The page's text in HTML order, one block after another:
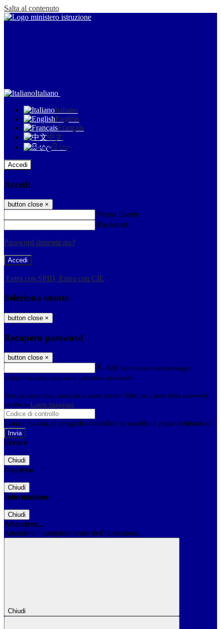
Salta al contenuto
Italiano
Italiano
English
Français
中文
සිංහල
Accedi
Accedi
button close ×
Nome Utente
Password
Password dimenticata?
-
Entra con SPID Entra con CIE
Seleziona utente
button close ×
Recupero password
button close ×
E-mail Verrà inviato un messaggio
all'indirizzo indicato con le istruzioni necessarie.
Non hai una e-mail associata al nome utente? Effettua il reset della password
tramite la Login Spaggiari
E-mail inviata, si prega di controllare la casella di posta elettronica!
Errore
Chiudi
Successo
Chiudi
Informazione
Chiudi
Attendere...
Attendere il completamento dell'operazione...
Chiudi